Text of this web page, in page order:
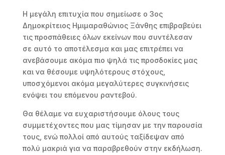
Η μεγάλη επιτυχία που σημείωσε ο 3ος
Δημοκρίτειος Ημιμαραθώνιος Ξάνθης επιβραβεύει
τις προσπάθειες όλων εκείνων που συντέλεσαν
σε αυτό το αποτέλεσμα και μας επιτρέπει να
ανεβάσουμε ακόμα πιο ψηλά τις προσδοκίες μας
και να θέσουμε υψηλότερους στόχους,
υποσχόμενοι ακόμα μεγαλύτερες συγκινήσεις
ενόψει του επόμενου ραντεβού.
Θα θέλαμε να ευχαριστήσουμε όλους τους
συμμετέχοντες που μας τίμησαν με την παρουσία
τους, ενώ πολλοί από αυτούς ταξίδεψαν από
πολύ μακριά για να παραβρεθούν στην εκδήλωση.